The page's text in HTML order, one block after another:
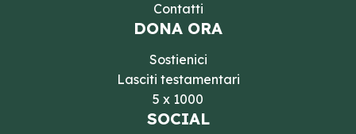
Contatti
DONA ORA
Sostienici
Lasciti testamentari
5 x 1000
SOCIAL